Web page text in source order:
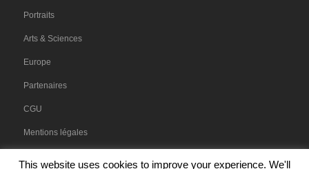
Portraits
Arts & Sciences
Europe
Partenaires
CGU
Mentions légales
This website uses cookies to improve your experience. We'll